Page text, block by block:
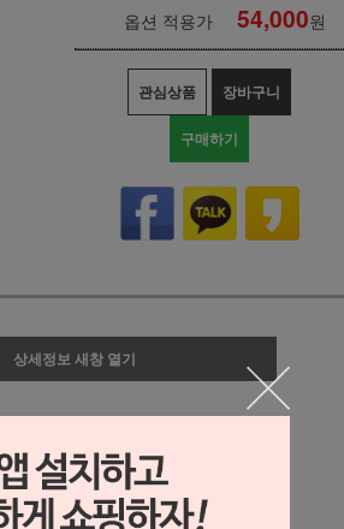
옵션 적용가 54,000원
관심상품 장바구니
구매하기
상세정보 새창 열기